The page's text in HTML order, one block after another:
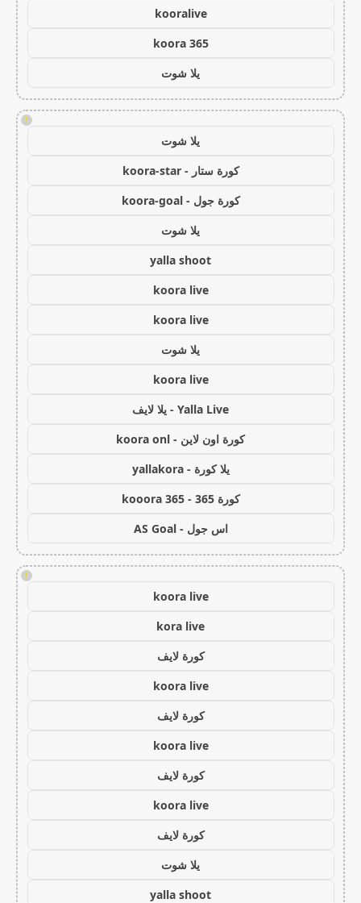
kooralive
koora 365
يلا شوت
!
يلا شوت
كورة ستار - koora-star
كورة جول - koora-goal
يلا شوت
yalla shoot
koora live
koora live
يلا شوت
koora live
Yalla Live - يلا لايف
كورة اون لاين - koora onl
يلا كورة - yallakora
كورة 365 - kooora 365
اس جول - AS Goal
!
koora live
kora live
كورة لايف
koora live
كورة لايف
koora live
كورة لايف
koora live
كورة لايف
يلا شوت
yalla shoot